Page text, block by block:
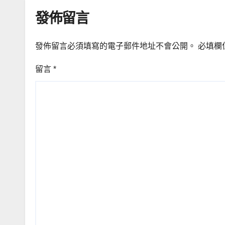
發佈留言
發佈留言必須填寫的電子郵件地址不會公開。 必填欄
留言 *